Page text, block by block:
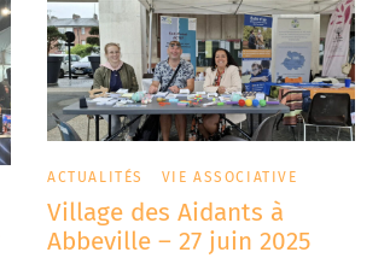
ACTUALITÉS VIE ASSOCIATIVE
Village des Aidants à
Abbeville – 27 juin 2025